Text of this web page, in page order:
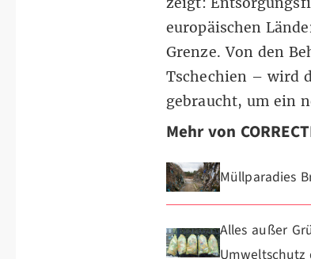
europäischen
Grenze. Von den
Tschechien – wird
gebraucht, um ein
Mehr von
Müllparadies
Alles außer